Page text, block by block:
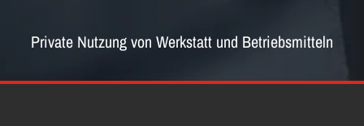
Private Nutzung von Werkstatt und Betriebsmitteln